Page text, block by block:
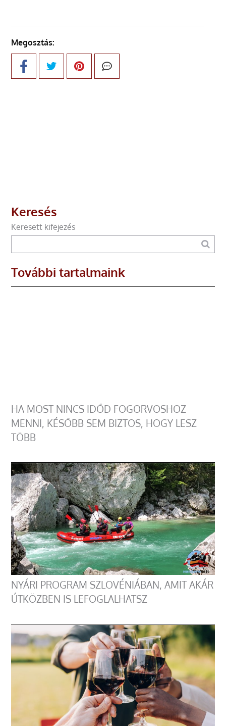
Megosztás:
Keresés
Keresett kifejezés
További tartalmaink
HA MOST NINCS IDŐD FOGORVOSHOZ
MENNI, KÉSŐBB SEM BIZTOS, HOGY LESZ
TÖBB
NYÁRI PROGRAM SZLOVÉNIÁBAN, AMIT AKÁR
ÚTKÖZBEN IS LEFOGLALHATSZ